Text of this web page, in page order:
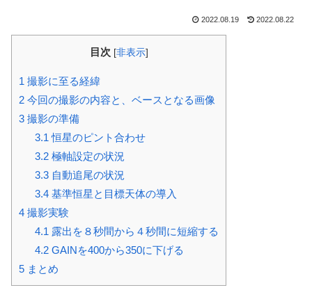
2022.08.19 2022.08.22
目次 [非表示]
1 撮影に至る経緯
2 今回の撮影の内容と、ベースとなる画像
3 撮影の準備
3.1 恒星のピント合わせ
3.2極軸設定の状況
3.3自動追尾の状況
3.4基準恒星と目標天体の導入
4 撮影実験
4.1 露出を８秒間から４秒間に短縮する
4.2GAINを400から350に下げる
5 まとめ